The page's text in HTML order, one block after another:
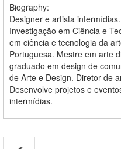
Biography:
Designer e artista
Investigação em Ciência e
em ciência e tecnologia da
Portuguesa. Mestre em arte
graduado em design de
de Arte e Design. Diretor de
Desenvolve projetos e
intermídias.